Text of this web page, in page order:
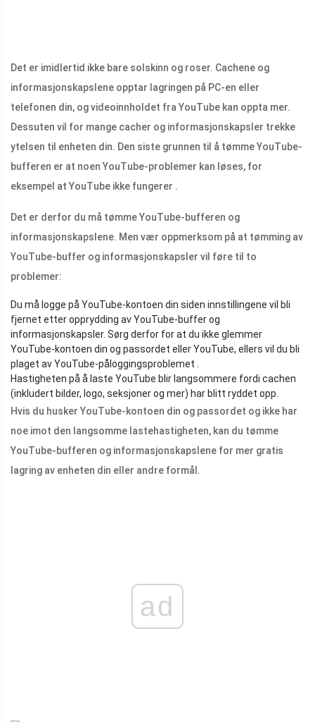
Det er imidlertid ikke bare solskinn og roser. Cachene og
informasjonskapslene opptar lagringen på PC-en eller
telefonen din, og videoinnholdet fra YouTube kan oppta mer.
Dessuten vil for mange cacher og informasjonskapsler trekke
ytelsen til enheten din. Den siste grunnen til å tømme YouTube-
bufferen er at noen YouTube-problemer kan løses, for
eksempel at YouTube ikke fungerer .
Det er derfor du må tømme YouTube-bufferen og
informasjonskapslene. Men vær oppmerksom på at tømming av
YouTube-buffer og informasjonskapsler vil føre til to
problemer:
Du må logge på YouTube-kontoen din siden innstillingene vil bli
fjernet etter opprydding av YouTube-buffer og
informasjonskapsler. Sørg derfor for at du ikke glemmer
YouTube-kontoen din og passordet eller YouTube, ellers vil du bli
plaget av YouTube-påloggingsproblemet .
Hastigheten på å laste YouTube blir langsommere fordi cachen
(inkludert bilder, logo, seksjoner og mer) har blitt ryddet opp.
Hvis du husker YouTube-kontoen din og passordet og ikke har
noe imot den langsomme lastehastigheten, kan du tømme
YouTube-bufferen og informasjonskapslene for mer gratis
lagring av enheten din eller andre formål.
ad